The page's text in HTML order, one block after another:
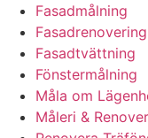
Fasadmålning
Fasadtvättning
Fönstermålning
Måla om
Måleri &